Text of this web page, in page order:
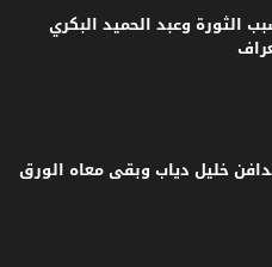
الثورة وعبد الحميد البكري
خليل دياب وبقى معاه الورق